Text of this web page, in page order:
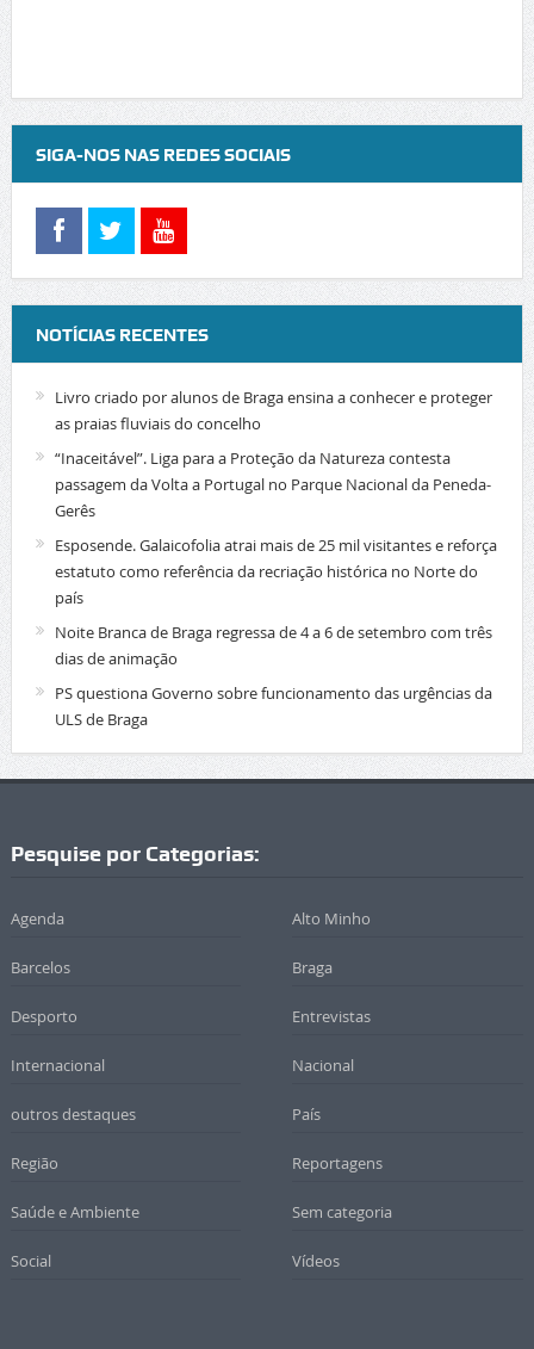
SIGA-NOS NAS REDES SOCIAIS
NOTÍCIAS RECENTES
Livro criado por alunos de Braga ensina a conhecer e proteger
as praias fluviais do concelho
“Inaceitável”. Liga para a Proteção da Natureza contesta
passagem da Volta a Portugal no Parque Nacional da Peneda-
Gerês
Esposende. Galaicofolia atrai mais de 25 mil visitantes e reforça
estatuto como referência da recriação histórica no Norte do
país
Noite Branca de Braga regressa de 4 a 6 de setembro com três
dias de animação
PS questiona Governo sobre funcionamento das urgências da
ULS de Braga
Pesquise por Categorias:
Agenda Alto Minho
Barcelos Braga
Desporto Entrevistas
Internacional Nacional
outros destaques País
Região Reportagens
Saúde e Ambiente Sem categoria
Social Vídeos